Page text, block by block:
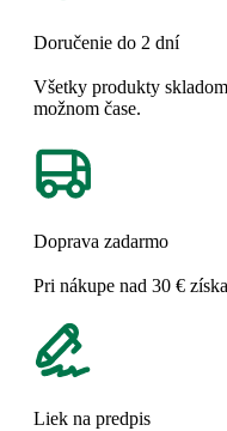
Doručenie do 2 dní
Všetky produkty
možnom čase.
Doprava zadarmo
Pri nákupe nad 30 €
Liek na predpis